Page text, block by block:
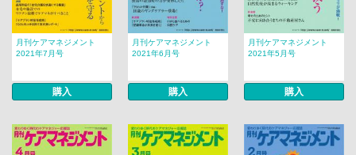
月刊ケアマネジメント
2021年7月号
購入
月刊ケアマネジメント
2021年6月号
購入
月刊ケアマネジメント
2021年5月号
購入